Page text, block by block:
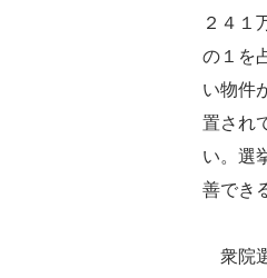
２４１
の１を
い物件
置され
い。選
善でき
衆院